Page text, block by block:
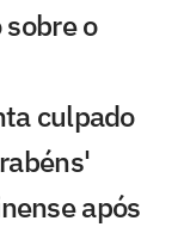
o
culpado
após